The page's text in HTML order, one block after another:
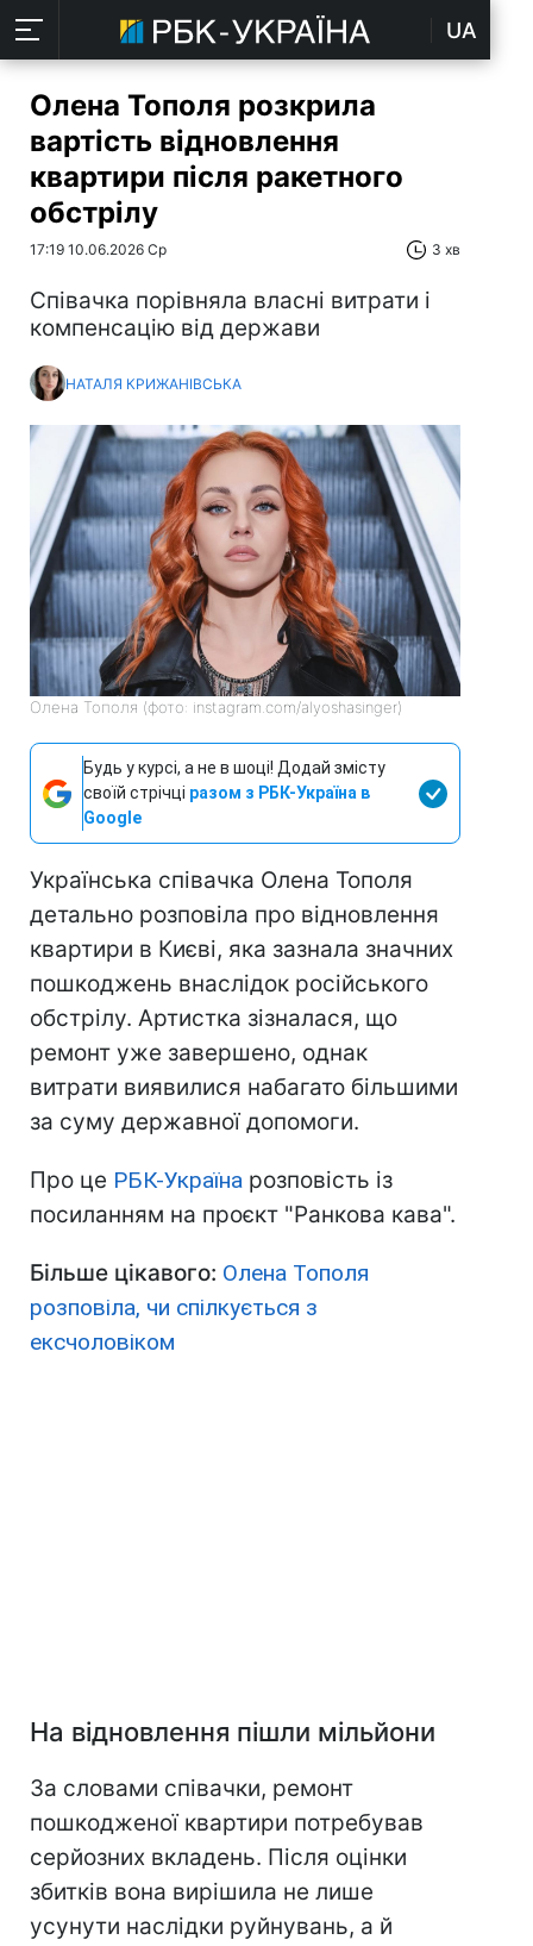
UA
Олена Тополя розкрила
вартість відновлення
квартири після ракетного
обстрілу
17:19 10.06.2026 Ср 3 хв
Співачка порівняла власні витрати і
компенсацію від держави
НАТАЛЯ КРИЖАНІВСЬКА
Олена Тополя (фото: instagram.com/alyoshasinger)
Будь у курсі, а не в шоці! Додай змісту
своїй стрічці разом з РБК-Україна в
Google
Українська співачка Олена Тополя
детально розповіла про відновлення
квартири в Києві, яка зазнала значних
пошкоджень внаслідок російського
обстрілу. Артистка зізналася, що
ремонт уже завершено, однак
витрати виявилися набагато більшими
за суму державної допомоги.
Про це РБК-Україна розповість із
посиланням на проєкт "Ранкова кава".
Більше цікавого: Олена Тополя
розповіла, чи спілкується з
ексчоловіком
На відновлення пішли мільйони
За словами співачки, ремонт
пошкодженої квартири потребував
серйозних вкладень. Після оцінки
збитків вона вирішила не лише
усунути наслідки руйнувань, а й